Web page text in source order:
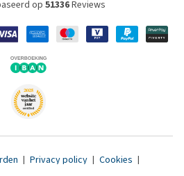
op 51336Reviews
| Privacy policy | Cookies |